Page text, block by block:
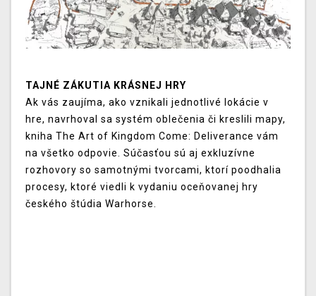
TAJNÉ ZÁKUTIA KRÁSNEJ HRY
Ak vás zaujíma, ako vznikali jednotlivé lokácie v
hre, navrhoval sa systém oblečenia či kreslili mapy,
kniha The Art of Kingdom Come: Deliverance vám
na všetko odpovie. Súčasťou sú aj exkluzívne
rozhovory so samotnými tvorcami, ktorí poodhalia
procesy, ktoré viedli k vydaniu oceňovanej hry
českého štúdia Warhorse.